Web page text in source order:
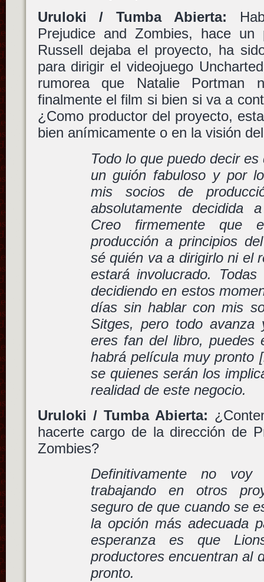
Uruloki / Tumba Abierta:
Prejudice and Zombies, hace
Russell dejaba el proyecto, ha
para dirigir el videojuego
rumorea que Natalie Portman
finalmente el film si bien si va a
¿Como productor del proyecto,
bien anímicamente o en la visión
Todo lo que puedo decir
un guión fabuloso y por
mis socios de
absolutamente decidida
Creo firmemente que
producción a principios
sé quién va a dirigirlo ni el
estará involucrado.
decidiendo en estos
días sin hablar con mis
Sitges, pero todo avanza
eres fan del libro, puedes
habrá película muy pronto
se quienes serán los
realidad de este negocio.
Uruloki / Tumba Abierta:
hacerte cargo de la dirección de
Zombies?
Definitivamente no
trabajando en otros
seguro de que cuando se
la opción más adecuada
esperanza es que
productores encuentran al
pronto.